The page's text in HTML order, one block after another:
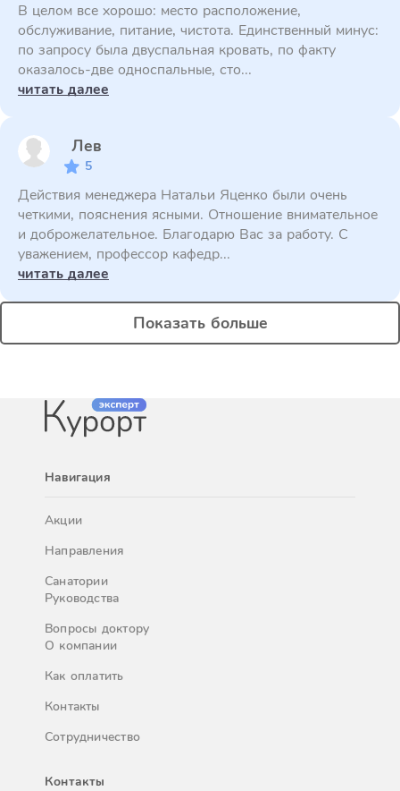
В целом все хорошо: место расположение,
обслуживание, питание, чистота. Единственный минус:
по запросу была двуспальная кровать, по факту
оказалось-две односпальные, сто...
читать далее
Лев
5
Действия менеджера Натальи Яценко были очень
четкими, пояснения ясными. Отношение внимательное
и доброжелательное. Благодарю Вас за работу. С
уважением, профессор кафедр...
читать далее
Показать больше
Навигация
Акции
Направления
Санатории
Руководства
Вопросы доктору
О компании
Как оплатить
Контакты
Сотрудничество
Контакты